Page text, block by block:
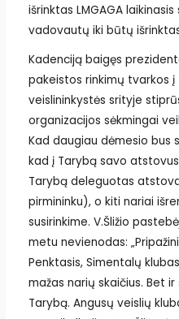
išrinktas LMGAGA
vadovautų iki būtų
Kadenciją baigęs
pakeistos rinkimų tvarkos
veislininkystės srityje
organizacijos sėkmingai
Kad daugiau dėmesio bus
kad į Tarybą savo
Tarybą deleguotas
pirmininku), o kiti nariai
susirinkime. V.Šližio
metu nevienodas:
Penktasis, Simentalų
mažas narių skaičius. Bet
Tarybą. Angusų veislių